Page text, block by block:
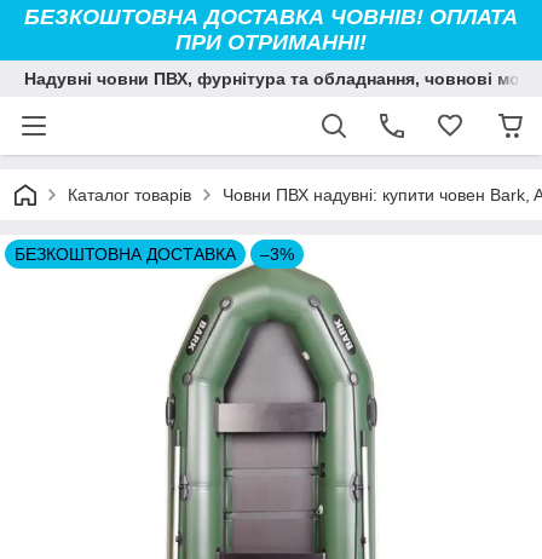
БЕЗКОШТОВНА ДОСТАВКА ЧОВНІВ! ОПЛАТА
ПРИ ОТРИМАННІ!
Надувні човни ПВХ, фурнітура та обладнання, човнові
Каталог товарів Човни ПВХ надувні: купити човен Bark,
БЕЗКОШТОВНА ДОСТАВКА –3%